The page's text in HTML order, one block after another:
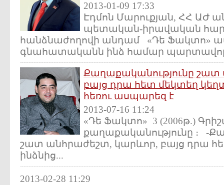
2013-01-09 17:33
Էդմոն Մարուքյան, ՀՀ
պետական-իրավական
հանձնաժողովի անդամ «Դե Ֆակտո»
գնահատականն ինձ համար
Քաղաքականությունը
բայց դրա հետ մեկտեղ
հեռու ասպարեզ է
2013-07-16 11:24
«Դե Ֆակտո» 3 (2006թ.)
քաղաքականությունը ։ -
շատ անհրաժեշտ, կարևոր, բայց դրա
ինձնից...
2013-02-28 11:29